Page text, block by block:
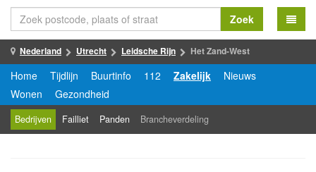
Zoek
Nederland Utrecht Leidsche Rijn Het Zand-West
Home Tijdlijn Buurtinfo 112 Zakelijk
Nieuws
Wonen
Gezondheid
Bedrijven Failliet Panden Brancheverdeling